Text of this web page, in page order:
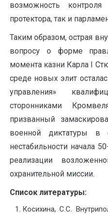
возможность
протектора, так и
Таким образом, острая
вопросу о форме
момента казни Карла I
среде новых элит
управления»
сторонниками
призванный
военной диктатуры в
нестабильности
реализации
охранительной миссии.
Список литературы:
Косихина, С.С.